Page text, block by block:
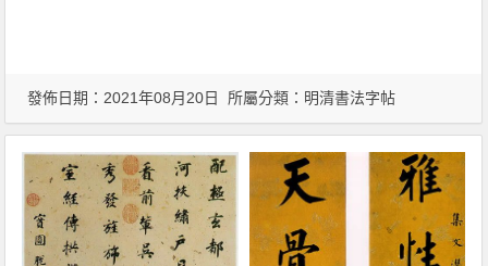
發佈日期：2021年08月20日 所屬分類： 明清書法字帖